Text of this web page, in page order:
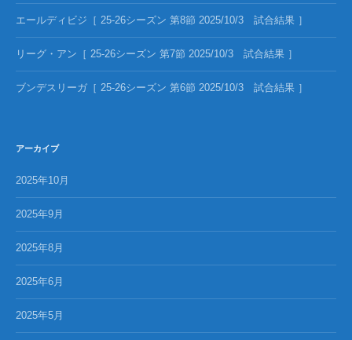
エールディビジ［ 25-26シーズン 第8節 2025/10/3 試合結果 ］
リーグ・アン［ 25-26シーズン 第7節 2025/10/3 試合結果 ］
ブンデスリーガ［ 25-26シーズン 第6節 2025/10/3 試合結果 ］
アーカイブ
2025年10月
2025年9月
2025年8月
2025年6月
2025年5月